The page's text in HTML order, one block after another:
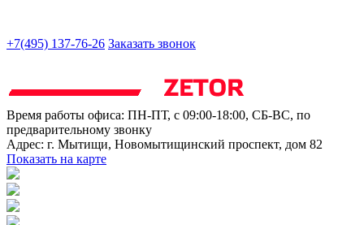
+7(495) 137-76-26 Заказать звонок
Время работы офиса: ПН-ПТ, с 09:00-18:00, СБ-ВС, по
предварительному звонку
Адрес: г. Мытищи, Новомытищинский проспект, дом 82
Показать на карте